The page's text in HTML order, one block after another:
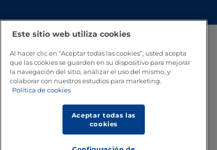
Este sitio web utiliza cookies
Al hacer clic en “Aceptar todas las cookies”, usted acepta
que las cookies se guarden en su dispositivo para mejorar
la navegación del sitio, analizar el uso del mismo, y
colaborar con nuestros estudios para marketing.
Política de cookies
Aceptar todas las
cookies